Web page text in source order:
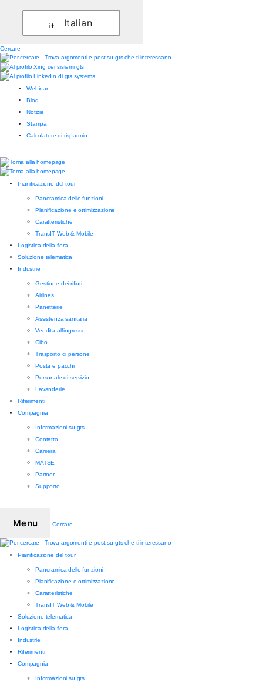
Italian
Cercare
Webinar
Blog
Notizie
Stampa
Calcolatore di risparmio
Pianificazione del tour
Panoramica delle funzioni
Pianificazione e ottimizzazione
Caratteristiche
TransIT Web & Mobile
Logistica della fiera
Soluzione telematica
Industrie
Gestione dei rifiuti
Airlines
Panetterie
Assistenza sanitaria
Vendita all'ingrosso
Cibo
Trasporto di persone
Posta e pacchi
Personale di servizio
Lavanderie
Riferimenti
Compagnia
Informazioni su gts
Contatto
Carriera
MATSE
Partner
Supporto
Menu Cercare
Pianificazione del tour
Panoramica delle funzioni
Pianificazione e ottimizzazione
Caratteristiche
TransIT Web & Mobile
Soluzione telematica
Logistica della fiera
Industrie
Riferimenti
Compagnia
Informazioni su gts